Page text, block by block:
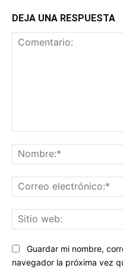
DEJA UNA RESPUESTA
Guardar mi nombre,
navegador la próxima vez